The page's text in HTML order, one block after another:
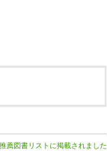
薦図書リストに掲載されました